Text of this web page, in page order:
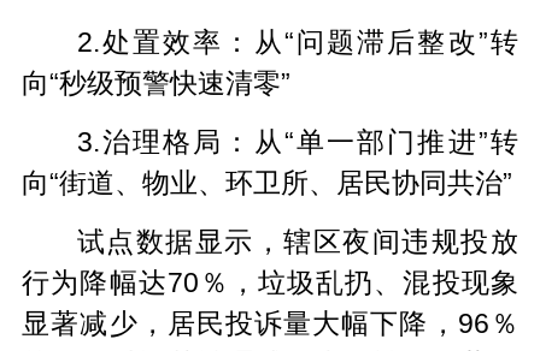
2.处置效率：从“问题滞后整改”转
向“秒级预警快速清零”
3.治理格局：从“单一部门推进”转
向“街道、物业、环卫所、居民协同共治”
试点数据显示，辖区夜间违规投放
行为降幅达70％，垃圾乱扔、混投现象
显著减少，居民投诉量大幅下降，96％